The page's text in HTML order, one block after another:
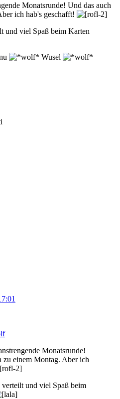
Monatsrunde! Und das auch
ich hab's geschafft!
und viel Spaß beim Karten
Wusel
Monatsrunde!
zu einem Montag. Aber ich
und viel Spaß beim